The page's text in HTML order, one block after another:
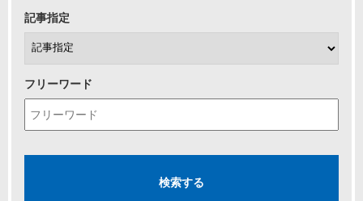
記事指定
フリーワード